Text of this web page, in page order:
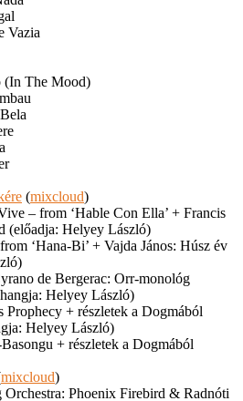
Vazia
(In The Mood)
(mixcloud)
– from ‘Hable Con Ella’ + Francis
(előadja: Helyey László)
‘Hana-Bi’ + Vajda János: Húsz év
de Bergerac: Orr-monológ
Helyey László)
+ részletek a Dogmából
Helyey László)
+ részletek a Dogmából
mixcloud)
Orchestra: Phoenix Firebird & Radnóti